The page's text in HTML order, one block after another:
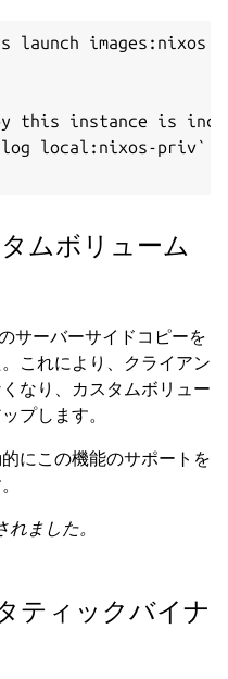
launch
this instance is
local:nixos-priv`
ムボリューム
サーバーサイドコピーを
これにより、クライアン
なり、カスタムボリュー
プします。
にこの機能のサポートを
ました。
ティックバイナ